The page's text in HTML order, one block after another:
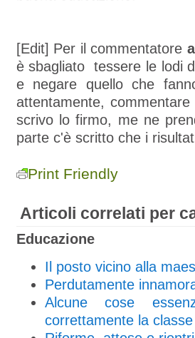
[Edit] Per il commentatore
è sbagliato tessere le lodi
e negare quello che
attentamente,
scrivo lo firmo, me ne
parte c'è scritto che i
Print Friendly
Articoli correlati per
Educazione
Il posto vicino alla
Perdutamente
Alcune cose
correttamente la classe